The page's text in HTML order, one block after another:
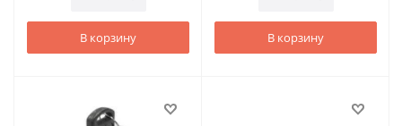
В корзину В корзину